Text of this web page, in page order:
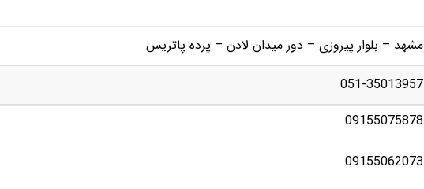
مشهد – بلوار پیروزی – دور میدان لادن – پرده پاتریس
051-35013957
09155075878
09155062073